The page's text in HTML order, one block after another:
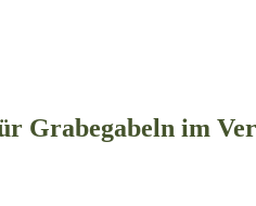
Grabegabeln im